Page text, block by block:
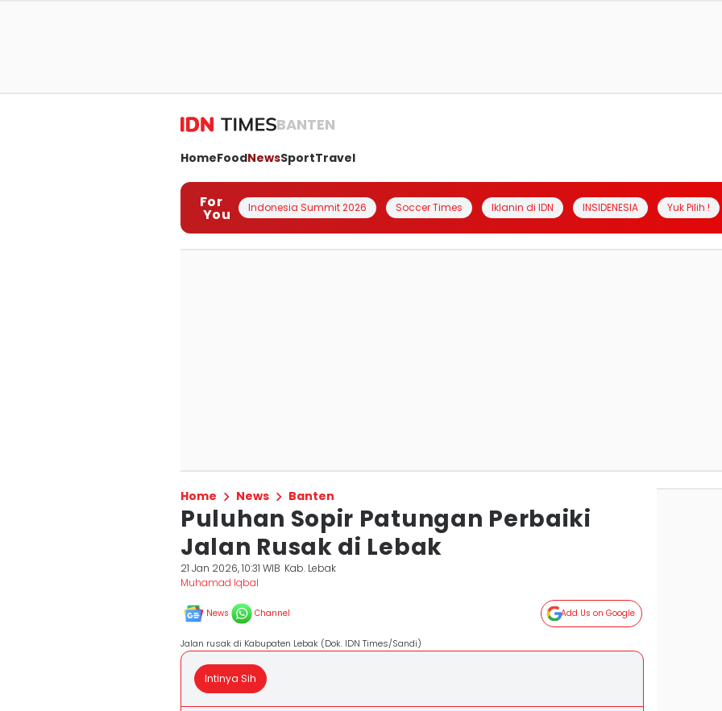
BANTEN
HomeFoodNewsSportTravel
For
You Indonesia Summit 2026 Soccer Times Iklanin di IDN INSIDENESIA Yuk Pilih !
Home News Banten
Puluhan Sopir Patungan Perbaiki
Jalan Rusak di Lebak
21 Jan 2026, 10:31 WIB Kab. Lebak
Muhamad Iqbal
News Channel Add Us on Google
Jalan rusak di Kabupaten Lebak (Dok. IDN Times/Sandi)
Intinya Sih